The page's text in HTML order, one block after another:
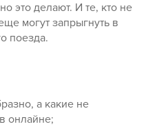
это делают. И те, кто не
могут запрыгнуть в
поезда.
а какие не
онлайне;